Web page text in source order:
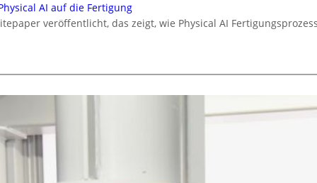
AI auf die Fertigung
veröffentlicht, das zeigt, wie Physical AI